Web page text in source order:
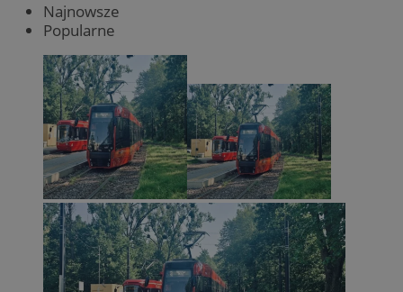
Najnowsze
Popularne